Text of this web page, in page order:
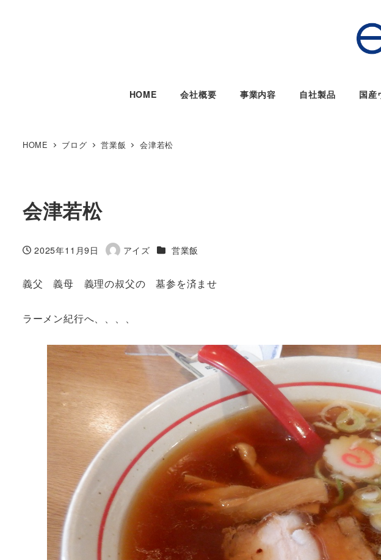
HOME 会社概要 事業内容 自社製品 国産
HOME ブログ 営業飯 会津若松
会津若松
投稿日
2025年11月9日
著
アイズ カテゴリー
営業飯
義父 義母 義理の叔父の 墓参を済ませ
ラーメン紀行へ、、、、